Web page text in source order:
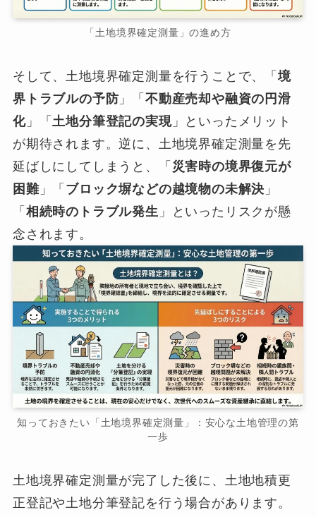
「土地境界確定測量」の進め方
そして、土地境界確定測量を行うことで、「境
界トラブルの予防 」「 不動産売却や融資の円滑
化」「土地分筆登記の実現」といったメリット
が期待されます。逆に、土地境界確定測量を先
延ばしにしてしまうと、「 災害時の境界復元が
困難」「 ブロック塀などの越境物の未解決 」
「 相続時のトラブル発生 」といったリスクが懸
念されます。
知っておきたい「土地境界確定測量」：安心な土地管理の第
一歩
土地境界確定測量が完了した後に、土地地積更
正登記や土地分筆登記を行う場合があります。